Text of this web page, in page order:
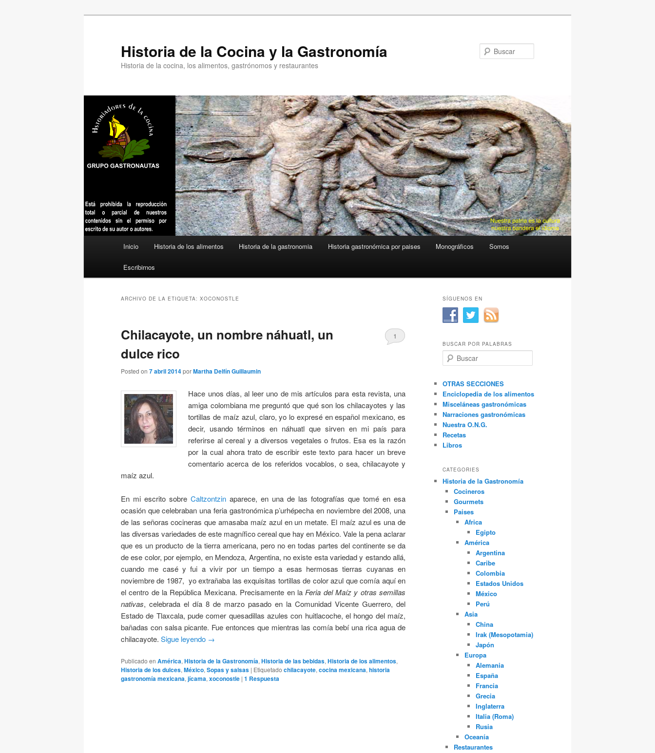
Historia de la Cocina y la Gastronomía
Historia de la cocina, los alimentos, gastrónomos y restaurantes
Inicio Historia de los alimentos Historia de la gastronomia Historia gastronómica por paises Monográficos Somos
Escribirnos
ARCHIVO DE LA ETIQUETA: XOCONOSTLE
Chilacayote, un nombre náhuatl, un
dulce rico
Posted on 7 abril 2014porMartha Delfín Guillaumin
1
Hace unos días, al leer uno de mis artículos para esta revista, una
amiga colombiana me preguntó que qué son los chilacayotes y las
tortillas de maíz azul, claro, yo lo expresé en español mexicano, es
decir, usando términos en náhuatl que sirven en mi país para
referirse al cereal y a diversos vegetales o frutos. Esa es la razón
por la cual ahora trato de escribir este texto para hacer un breve
comentario acerca de los referidos vocablos, o sea, chilacayote y
maíz azul.
En mi escrito sobre Caltzontzin aparece, en una de las fotografías que tomé en esa
ocasión que celebraban una feria gastronómica p’urhépecha en noviembre del 2008, una
de las señoras cocineras que amasaba maíz azul en un metate. El maíz azul es una de
las diversas variedades de este magnífico cereal que hay en México. Vale la pena aclarar
que es un producto de la tierra americana, pero no en todas partes del continente se da
de ese color, por ejemplo, en Mendoza, Argentina, no existe esta variedad y estando allá,
cuando me casé y fui a vivir por un tiempo a esas hermosas tierras cuyanas en
noviembre de 1987, yo extrañaba las exquisitas tortillas de color azul que comía aquí en
el centro de la República Mexicana. Precisamente en la Feria del Maíz y otras semillas
nativas, celebrada el día 8 de marzo pasado en la Comunidad Vicente Guerrero, del
Estado de Tlaxcala, pude comer quesadillas azules con huitlacoche, el hongo del maíz,
bañadas con salsa picante. Fue entonces que mientras las comía bebí una rica agua de
chilacayote. Sigue leyendo →
Publicado en América, Historia de la Gastronomía, Historia de las bebidas, Historia de los alimentos,
Historia de los dulces, México, Sopas y salsas | Etiquetado chilacayote, cocina mexicana, historia
gastronomía mexicana, jícama, xoconostle | 1 Respuesta
SÍGUENOS EN
BUSCAR POR PALABRAS
u
c
a
r
OTRAS SECCIONES
Enciclopedia de los alimentos
Misceláneas gastronómicas
Narraciones gastronómicas
Nuestra O.N.G.
Recetas
Libros
CATEGORIES
Historia de la Gastronomía
Cocineros
Gourmets
Paises
Africa
Egipto
América
Argentina
Caribe
Colombia
Estados Unidos
México
Perú
Asia
China
Irak (Mesopotamia)
Japón
Europa
Alemania
España
Francia
Grecia
Inglaterra
Italia (Roma)
Rusia
Oceanía
Restaurantes